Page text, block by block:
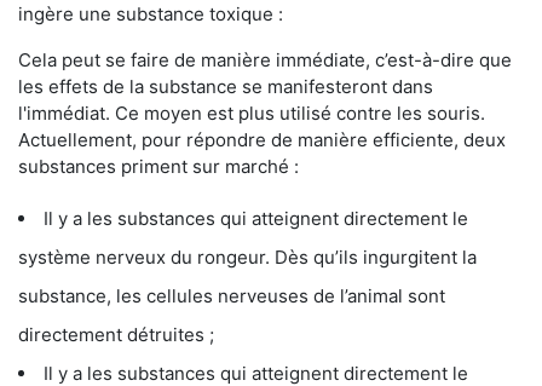
ingère une substance toxique :
Cela peut se faire de manière immédiate, c’est-à-dire que
les effets de la substance se manifesteront dans
l'immédiat. Ce moyen est plus utilisé contre les souris.
Actuellement, pour répondre de manière efficiente, deux
substances priment sur marché :
Il y a les substances qui atteignent directement le
système nerveux du rongeur. Dès qu’ils ingurgitent la
substance, les cellules nerveuses de l’animal sont
directement détruites ;
Il y a les substances qui atteignent directement le